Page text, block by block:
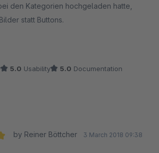
den Kategorien hochgeladen hatte,
statt Buttons.
in.
5.0 Usability 5.0 Documentation
by Reiner Böttcher 3 March 2018 09:38